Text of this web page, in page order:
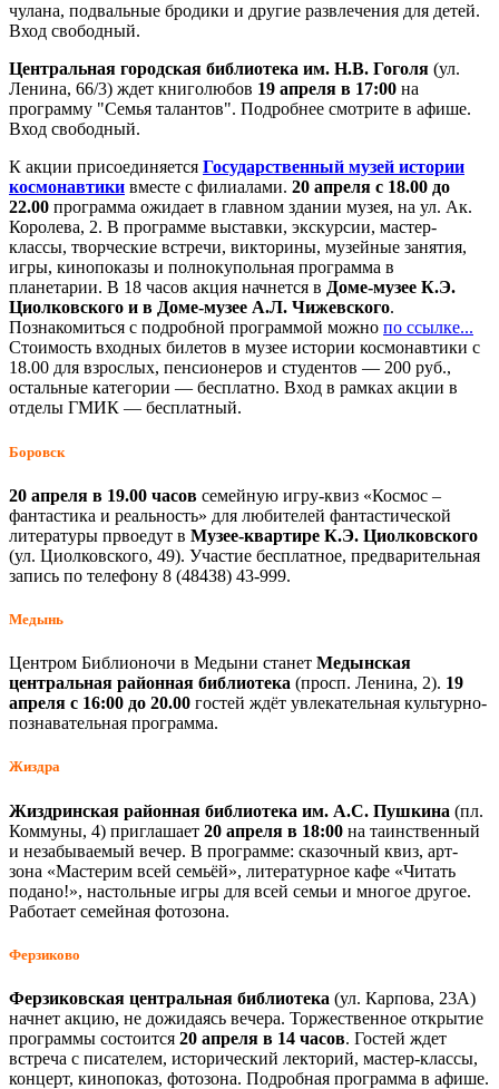
чулана, подвальные бродики и другие развлечения для детей.
Вход свободный.
Центральная городская библиотека им. Н.В. Гоголя (ул.
Ленина, 66/3) ждет книголюбов 19 апреля в 17:00 на
программу "Семья талантов". Подробнее смотрите в афише.
Вход свободный.
К акции присоединяется Государственный музей истории
космонавтики вместе с филиалами. 20 апреля с 18.00 до
22.00 программа ожидает в главном здании музея, на ул. Ак.
Королева, 2. В программе выставки, экскурсии, мастер-
классы, творческие встречи, викторины, музейные занятия,
игры, кинопоказы и полнокупольная программа в
планетарии. В 18 часов акция начнется в Доме-музее К.Э.
Циолковского и в Доме-музее А.Л. Чижевского.
Познакомиться с подробной программой можно по ссылке...
Стоимость входных билетов в музее истории космонавтики с
18.00 для взрослых, пенсионеров и студентов — 200 руб.,
остальные категории — бесплатно. Вход в рамках акции в
отделы ГМИК — бесплатный.
Боровск
20 апреля в 19.00 часов семейную игру-квиз «Космос –
фантастика и реальность» для любителей фантастической
литературы првоедут в Музее-квартире К.Э. Циолковского
(ул. Циолковского, 49). Участие бесплатное, предварительная
запись по телефону 8 (48438) 43-999.
Медынь
Центром Библионочи в Медыни станет Медынская
центральная районная библиотека (просп. Ленина, 2). 19
апреля с 16:00 до 20.00 гостей ждёт увлекательная культурно-
познавательная программа.
Жиздра
Жиздринская районная библиотека им. А.С. Пушкина (пл.
Коммуны, 4) приглашает 20 апреля в 18:00 на таинственный
и незабываемый вечер. В программе: сказочный квиз, арт-
зона «Мастерим всей семьёй», литературное кафе «Читать
подано!», настольные игры для всей семьи и многое другое.
Работает семейная фотозона.
Ферзиково
Ферзиковская центральная библиотека (ул. Карпова, 23А)
начнет акцию, не дожидаясь вечера. Торжественное открытие
программы состоится 20 апреля в 14 часов. Гостей ждет
встреча с писателем, исторический лекторий, мастер-классы,
концерт, кинопоказ, фотозона. Подробная программа в афише.